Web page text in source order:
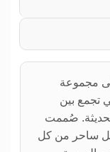
مجموعة
تجمع بين
صُممت
ساحر من كل